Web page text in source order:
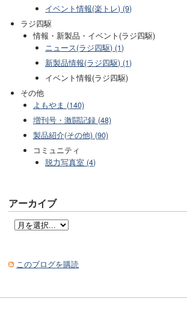
イベント情報(楽トレ) (9)
ラジ四駆
情報・新製品・イベント(ラジ四駆)
ニュース(ラジ四駆) (1)
新製品情報(ラジ四駆) (1)
イベント情報(ラジ四駆)
その他
よもやま (140)
増刊号・激闘記録 (48)
製品紹介(その他) (90)
コミュニティ
脱力写真室 (4)
アーカイブ
このブログを購読